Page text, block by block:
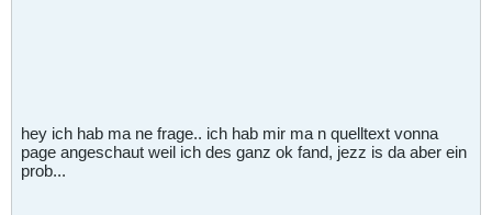
hey ich hab ma ne frage.. ich hab mir ma n quelltext vonna
page angeschaut weil ich des ganz ok fand, jezz is da aber ein
prob...